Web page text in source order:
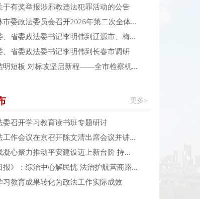
于有奖举报涉邪教违法犯罪活动的公告
市委政法委员会召开2026年第二次全体...
、省委政法委书记李明伟到辽源市、梅...
、省委政法委书记李明伟到长春市调研
明短板 对标攻坚启新程——全市检察机...
更多>
委召开学习教育读书班专题研讨
工作会议在京召开陈文清出席会议并讲...
凝心聚力推动平安建设迈上新台阶 持...
报》：综治中心解民忧 法治护航营商路...
习教育成果转化为政法工作实际成效